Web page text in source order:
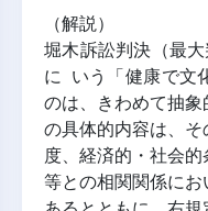
（解説）
堀木訴訟判決（最
に いう「健康で文
のは、きわめて抽
の具体的内容は、
度、経済的・社会
等との相関関係に